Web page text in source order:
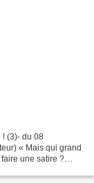
! (3)- du 08
« Mais qui grand
une satire ?